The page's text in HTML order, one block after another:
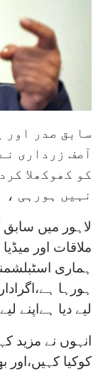
سابق صدر اور
آصف زرداری
کو کھوکھلا
نہیں ہورہی ،
لاہور میں
ملاقات اور
ہماری
ہورہا
لیے دیا ہےاپنے
انہوں نے مزید
کوکیا کہیں،اور